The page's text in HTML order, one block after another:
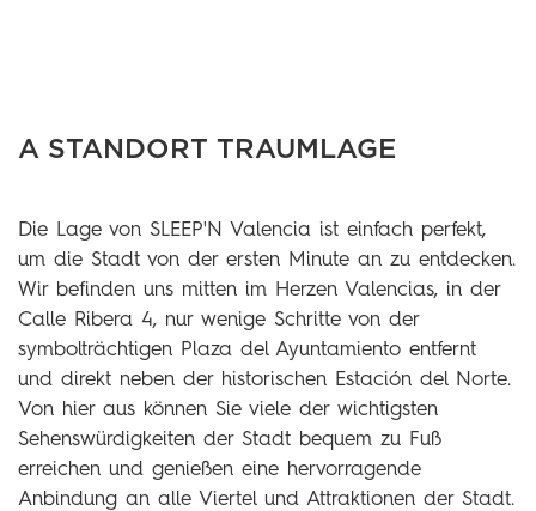
A STANDORT TRAUMLAGE
Die Lage von SLEEP'N Valencia ist einfach perfekt,
um die Stadt von der ersten Minute an zu entdecken.
Wir befinden uns mitten im Herzen Valencias, in der
Calle Ribera 4, nur wenige Schritte von der
symbolträchtigen Plaza del Ayuntamiento entfernt
und direkt neben der historischen Estación del Norte.
Von hier aus können Sie viele der wichtigsten
Sehenswürdigkeiten der Stadt bequem zu Fuß
erreichen und genießen eine hervorragende
Anbindung an alle Viertel und Attraktionen der Stadt.